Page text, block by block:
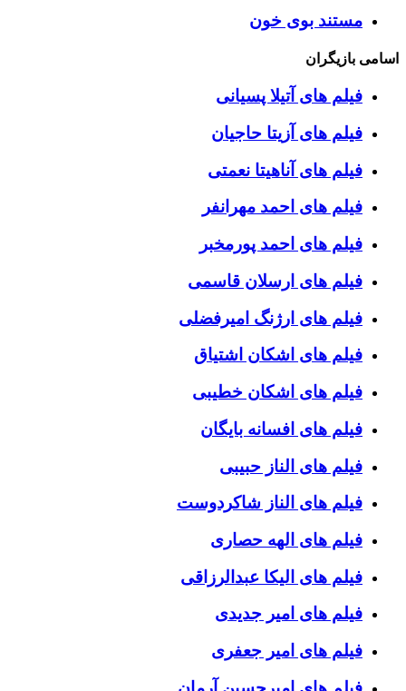
مستند بوی خون
اسامی بازیگران
فیلم های آتیلا پسیانی
فیلم های آزیتا حاجیان
فیلم های آناهیتا نعمتی
فیلم های احمد مهرانفر
فیلم های احمد پورمخبر
فیلم های ارسلان قاسمی
فیلم های ارژنگ امیرفضلی
فیلم های اشکان اشتیاق
فیلم های اشکان خطیبی
فیلم های افسانه بایگان
فیلم های الناز حبیبی
فیلم های الناز شاکردوست
فیلم های الهه حصاری
فیلم های الیکا عبدالرزاقی
فیلم های امیر جدیدی
فیلم های امیر جعفری